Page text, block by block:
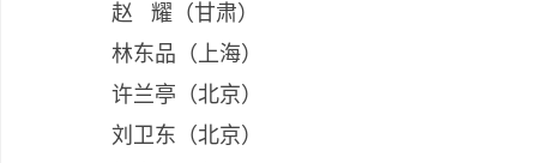
赵 耀（甘肃）
林东品（上海）
许兰亭（北京）
刘卫东（北京）